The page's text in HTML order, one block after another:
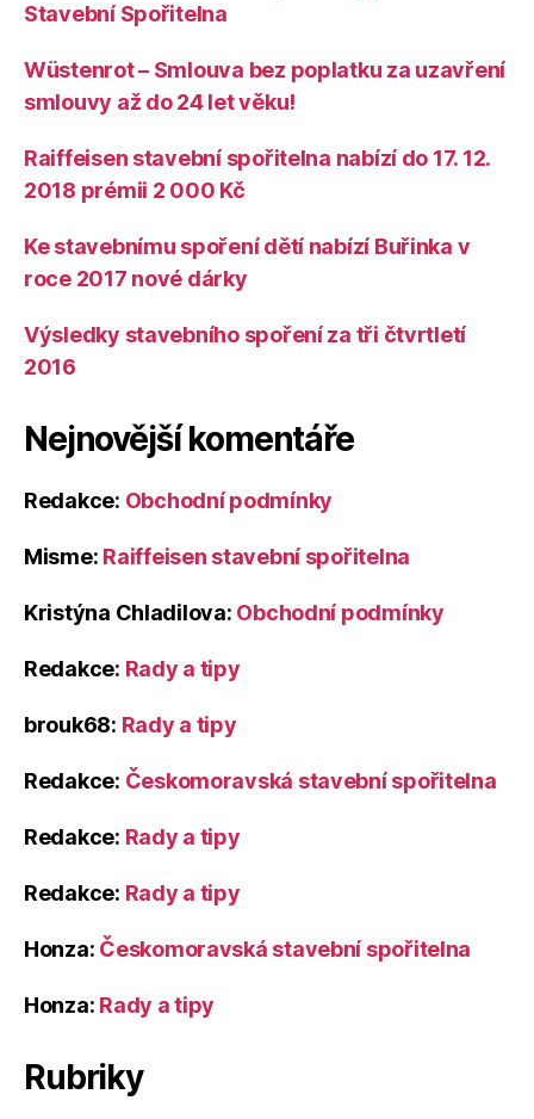
Stavební Spořitelna
Wüstenrot – Smlouva bez poplatku za uzavření
smlouvy až do 24 let věku!
Raiffeisen stavební spořitelna nabízí do 17. 12.
2018 prémii 2 000 Kč
Ke stavebnímu spoření dětí nabízí Buřinka v
roce 2017 nové dárky
Výsledky stavebního spoření za tři čtvrtletí
2016
Nejnovější komentáře
Redakce: Obchodní podmínky
Misme: Raiffeisen stavební spořitelna
Kristýna Chladilova: Obchodní podmínky
Redakce: Rady a tipy
brouk68: Rady a tipy
Redakce: Českomoravská stavební spořitelna
Redakce: Rady a tipy
Redakce: Rady a tipy
Honza: Českomoravská stavební spořitelna
Honza: Rady a tipy
Rubriky